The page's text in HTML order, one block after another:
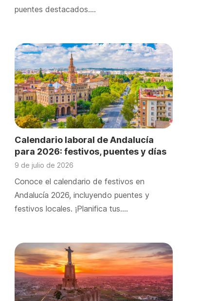
puentes destacados….
Calendario laboral de Andalucía
para 2026: festivos, puentes y días
locales
9 de julio de 2026
Conoce el calendario de festivos en
Andalucía 2026, incluyendo puentes y
festivos locales. ¡Planifica tus….